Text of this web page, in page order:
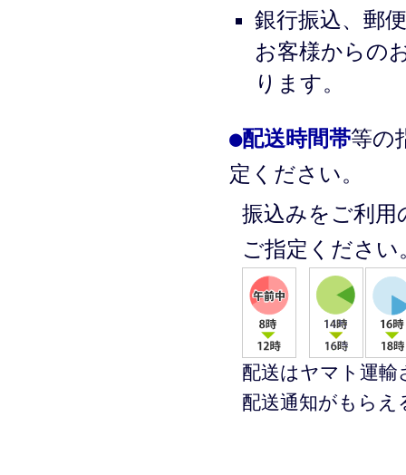
銀行振込、郵
お客様からの
ります。
●配送時間帯等の
定ください。
振込みをご利用
ご指定ください
配送はヤマト運
配送通知がもらえ